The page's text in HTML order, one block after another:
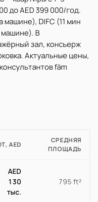
до AED 399 000/год.
машине), DIFC (11 мин
машине). В
зал, консьерж
Актуальные цены,
fäm
AED
СРЕДНЯЯ
ПЛОЩАДЬ
AED
130
тыс.
795 ft²